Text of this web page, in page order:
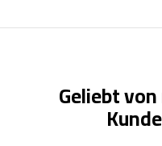
Geliebt